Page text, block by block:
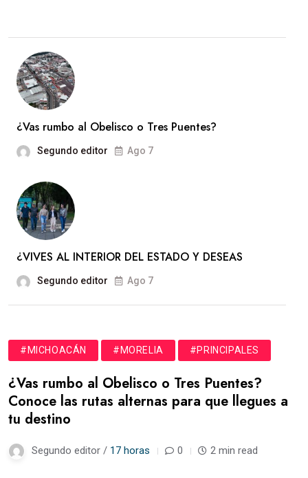
¿Vas rumbo al Obelisco o Tres Puentes?
Segundo editor Ago 7
¿VIVES AL INTERIOR DEL ESTADO Y DESEAS
Segundo editor Ago 7
#MICHOACÁN #MORELIA #PRINCIPALES
¿Vas rumbo al Obelisco o Tres Puentes?
Conoce las rutas alternas para que llegues a
tu destino
Segundo editor / 17 horas 0 2 min read